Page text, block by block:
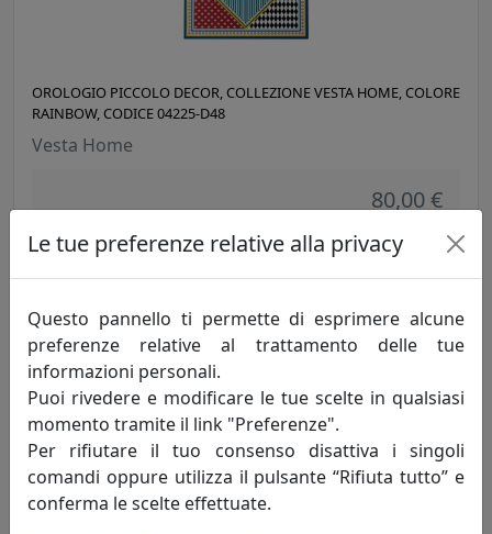
OROLOGIO PICCOLO DECOR, COLLEZIONE VESTA HOME, COLORE
RAINBOW, CODICE 04225-D48
Vesta Home
80,00 €
OROLOGIO PICCOLO DECOR, COLLEZIONE VESTA HOME, COLORE
ETHNIC, CODICE 04225-D49
Le tue preferenze relative alla privacy
Questo pannello ti permette di esprimere alcune
preferenze relative al trattamento delle tue
informazioni personali.
Puoi rivedere e modificare le tue scelte in qualsiasi
momento tramite il link "Preferenze".
Per rifiutare il tuo consenso disattiva i singoli
comandi oppure utilizza il pulsante “Rifiuta tutto” e
conferma le scelte effettuate.